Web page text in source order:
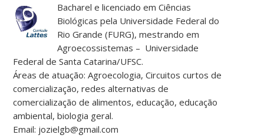
Bacharel e licenciado em Ciências
Biológicas pela Universidade Federal do
Rio Grande (FURG), mestrando em
Agroecossistemas – Universidade
Federal de Santa Catarina/UFSC.
Áreas de atuação: Agroecologia, Circuitos curtos de
comercialização, redes alternativas de
comercialização de alimentos, educação, educação
ambiental, biologia geral.
Email: jozielgb@gmail.com